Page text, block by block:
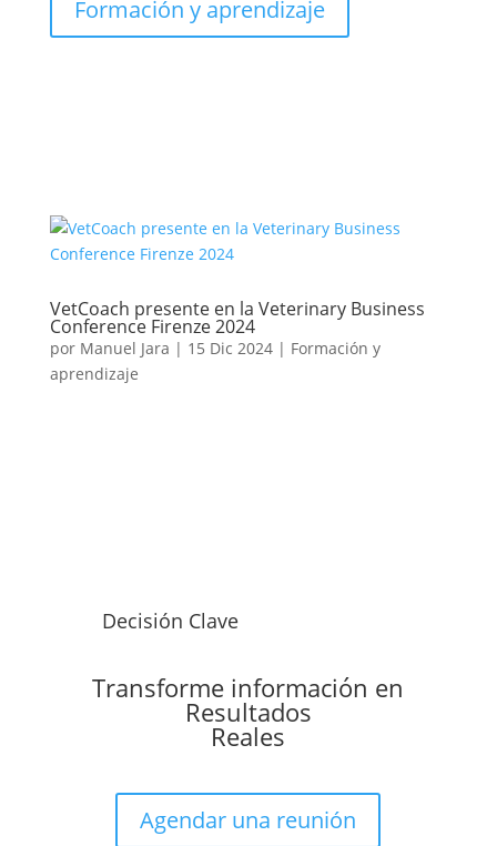
Formación y aprendizaje
VetCoach presente en la Veterinary Business
Conference Firenze 2024
por Manuel Jara | 15 Dic 2024| Formación y
aprendizaje
Decisión Clave
Transforme información en
Resultados
Reales
Agendar una reunión